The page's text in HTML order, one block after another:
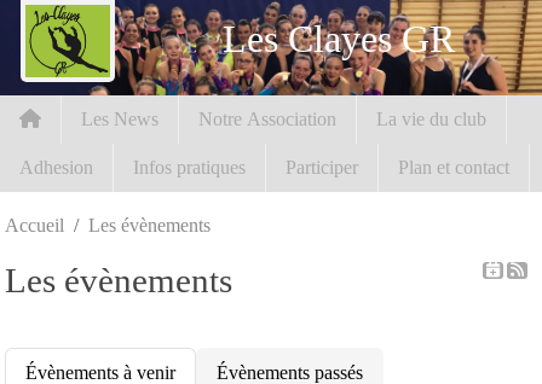
Les Clayes GR
Les News Notre Association La vie du club
Adhesion Infos pratiques Participer Plan et contact
Accueil Les évènements
Les évènements
Évènements à venir Évènements passés
Panneau de gestion des cookies